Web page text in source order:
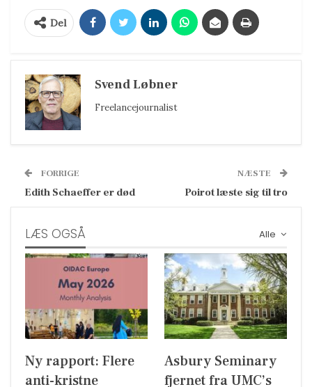
Del
Svend Løbner
Freelancejournalist
FORRIGE
Edith Schaeffer er død
NÆSTE
Poirot læste sig til tro
Alle
LÆS OGSÅ
Ny rapport: Flere
anti-kristne
Asbury Seminary
fjernet fra UMC’s